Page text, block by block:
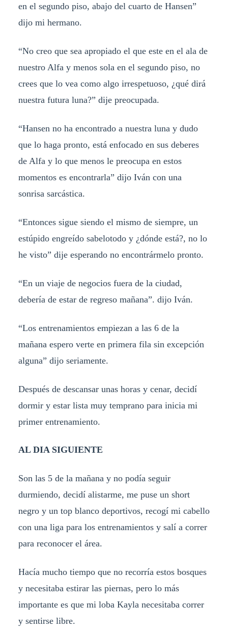
en el segundo piso, abajo del cuarto de Hansen”
dijo mi hermano.
“No creo que sea apropiado el que este en el ala de
nuestro Alfa y menos sola en el segundo piso, no
crees que lo vea como algo irrespetuoso, ¿qué dirá
nuestra futura luna?” dije preocupada.
“Hansen no ha encontrado a nuestra luna y dudo
que lo haga pronto, está enfocado en sus deberes
de Alfa y lo que menos le preocupa en estos
momentos es encontrarla” dijo Iván con una
sonrisa sarcástica.
“Entonces sigue siendo el mismo de siempre, un
estúpido engreído sabelotodo y ¿dónde está?, no lo
he visto” dije esperando no encontrármelo pronto.
“En un viaje de negocios fuera de la ciudad,
debería de estar de regreso mañana”. dijo Iván.
“Los entrenamientos empiezan a las 6 de la
mañana espero verte en primera fila sin excepción
alguna” dijo seriamente.
Después de descansar unas horas y cenar, decidí
dormir y estar lista muy temprano para inicia mi
primer entrenamiento.
AL DIA SIGUIENTE
Son las 5 de la mañana y no podía seguir
durmiendo, decidí alistarme, me puse un short
negro y un top blanco deportivos, recogí mi cabello
con una liga para los entrenamientos y salí a correr
para reconocer el área.
Hacía mucho tiempo que no recorría estos bosques
y necesitaba estirar las piernas, pero lo más
importante es que mi loba Kayla necesitaba correr
y sentirse libre.